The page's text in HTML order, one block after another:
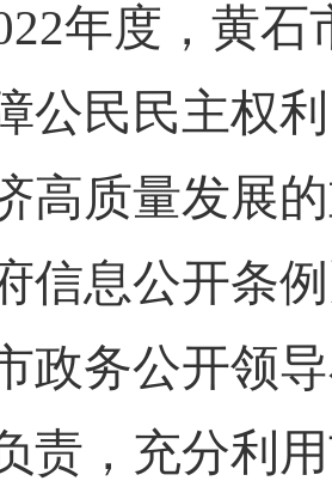
年度，黄
公民民主权
高质量发展
信息公开条
政务公开领
责，充分利